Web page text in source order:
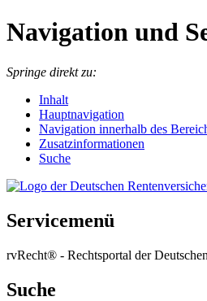
Navigation und
Springe direkt zu:
Inhalt
Hauptnavigation
Navigation innerhalb des
Zusatzinformationen
Suche
Servicemenü
rvRecht® - Rechtsportal der
Suche